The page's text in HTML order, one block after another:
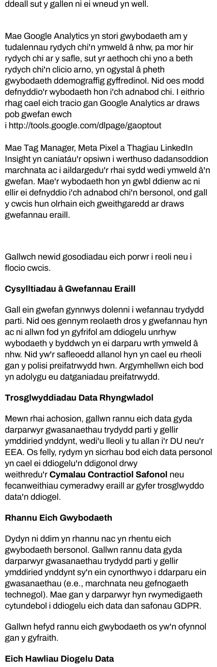
ddeall sut y gallen ni ei wneud yn well.
Mae Google Analytics yn stori gwybodaeth am y
tudalennau rydych chi'n ymweld â nhw, pa mor hir
rydych chi ar y safle, sut yr aethoch chi yno a beth
rydych chi'n clicio arno, yn ogystal â pheth
gwybodaeth ddemograffig gyffredinol. Nid oes modd
defnyddio'r wybodaeth hon i'ch adnabod chi. I eithrio
rhag cael eich tracio gan Google Analytics ar draws
pob gwefan ewch
i http://tools.google.com/dlpage/gaoptout
Mae Tag Manager, Meta Pixel a Thagiau LinkedIn
Insight yn caniatáu'r opsiwn i werthuso dadansoddion
marchnata ac i aildargedu'r rhai sydd wedi ymweld â'n
gwefan. Mae'r wybodaeth hon yn gwbl ddienw ac ni
ellir ei defnyddio i'ch adnabod chi'n bersonol, ond gall
y cwcis hun olrhain eich gweithgaredd ar draws
gwefannau eraill.
Gallwch newid gosodiadau eich porwr i reoli neu i
flocio cwcis.
Cysylltiadau â Gwefannau Eraill
Gall ein gwefan gynnwys dolenni i wefannau trydydd
parti. Nid oes gennym reolaeth dros y gwefannau hyn
ac ni allwn fod yn gyfrifol am ddiogelu unrhyw
wybodaeth y byddwch yn ei darparu wrth ymweld â
nhw. Nid yw'r safleoedd allanol hyn yn cael eu rheoli
gan y polisi preifatrwydd hwn. Argymhellwn eich bod
yn adolygu eu datganiadau preifatrwydd.
Trosglwyddiadau Data Rhyngwladol
Mewn rhai achosion, gallwn rannu eich data gyda
darparwyr gwasanaethau trydydd parti y gellir
ymddiried ynddynt, wedi'u lleoli y tu allan i'r DU neu'r
EEA. Os felly, rydym yn sicrhau bod eich data personol
yn cael ei ddiogelu'n ddigonol drwy
weithredu'r Cymalau Contractiol Safonol neu
fecanweithiau cymeradwy eraill ar gyfer trosglwyddo
data'n ddiogel.
Rhannu Eich Gwybodaeth
Dydyn ni ddim yn rhannu nac yn rhentu eich
gwybodaeth bersonol. Gallwn rannu data gyda
darparwyr gwasanaethau trydydd parti y gellir
ymddiried ynddynt sy'n ein cynorthwyo i ddarparu ein
gwasanaethau (e.e., marchnata neu gefnogaeth
technegol). Mae gan y darparwyr hyn rwymedigaeth
cytundebol i ddiogelu eich data dan safonau GDPR.
Gallwn hefyd rannu eich gwybodaeth os yw'n ofynnol
gan y gyfraith.
Eich Hawliau Diogelu Data